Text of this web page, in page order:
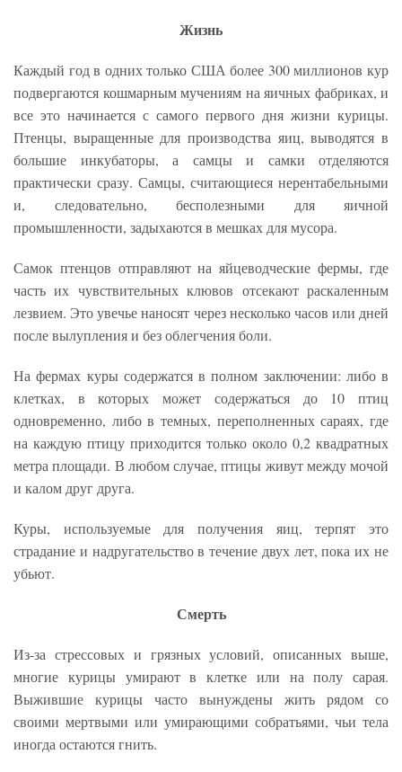
Жизнь
Каждый год в одних только США более 300 миллионов кур
подвергаются кошмарным мучениям на яичных фабриках, и
все это начинается с самого первого дня жизни курицы.
Птенцы, выращенные для производства яиц, выводятся в
большие инкубаторы, а самцы и самки отделяются
практически сразу. Самцы, считающиеся нерентабельными
и, следовательно, бесполезными для яичной
промышленности, задыхаются в мешках для мусора.
Самок птенцов отправляют на яйцеводческие фермы, где
часть их чувствительных клювов отсекают раскаленным
лезвием. Это увечье наносят через несколько часов или дней
после вылупления и без облегчения боли.
На фермах куры содержатся в полном заключении: либо в
клетках, в которых может содержаться до 10 птиц
одновременно, либо в темных, переполненных сараях, где
на каждую птицу приходится только около 0,2 квадратных
метра площади. В любом случае, птицы живут между мочой
и калом друг друга.
Куры, используемые для получения яиц, терпят это
страдание и надругательство в течение двух лет, пока их не
убьют.
Смерть
Из-за стрессовых и грязных условий, описанных выше,
многие курицы умирают в клетке или на полу сарая.
Выжившие курицы часто вынуждены жить рядом со
своими мертвыми или умирающими собратьями, чьи тела
иногда остаются гнить.